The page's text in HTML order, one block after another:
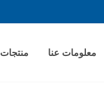
معلومات عنا منتجات